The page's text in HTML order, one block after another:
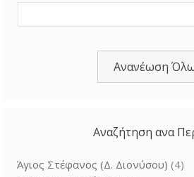
Ανανέωση
Αναζήτηση ανα
Άγιος Στέφανος (Δ. Διονύσου) (4)